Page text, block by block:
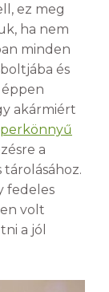
ez meg
ha nem
minden
és
éppen
akármiért
a
fedeles
volt
a jól